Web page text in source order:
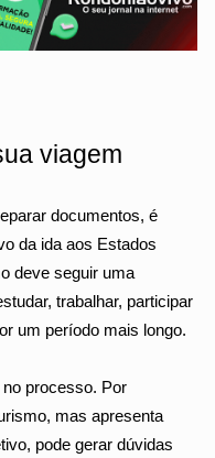
viagem
documentos, é
da ida aos Estados
deve seguir uma
trabalhar, participar
um período mais longo.
processo. Por
mas apresenta
pode gerar dúvidas